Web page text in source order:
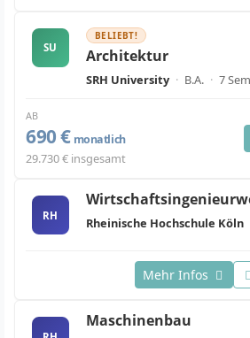
SU
BELIEBT!
Architektur
SRH University · B.A. · 7
AB
690 € monatlich
29.730 € insgesamt
RH
Rheinische Hochschule Köln
Mehr Infos
Maschinenbau